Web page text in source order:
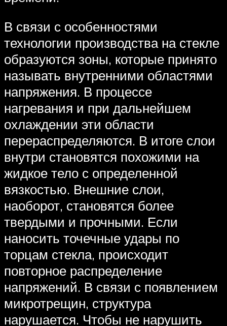
В связи с особенностями
технологии производства на стекле
образуются зоны, которые принято
называть внутренними областями
напряжения. В процессе
нагревания и при дальнейшем
охлаждении эти области
перераспределяются. В итоге слои
внутри становятся похожими на
жидкое тело с определенной
вязкостью. Внешние слои,
наоборот, становятся более
твердыми и прочными. Если
наносить точечные удары по
торцам стекла, происходит
повторное распределение
напряжений. В связи с появлением
микротрещин, структура
нарушается. Чтобы не нарушить